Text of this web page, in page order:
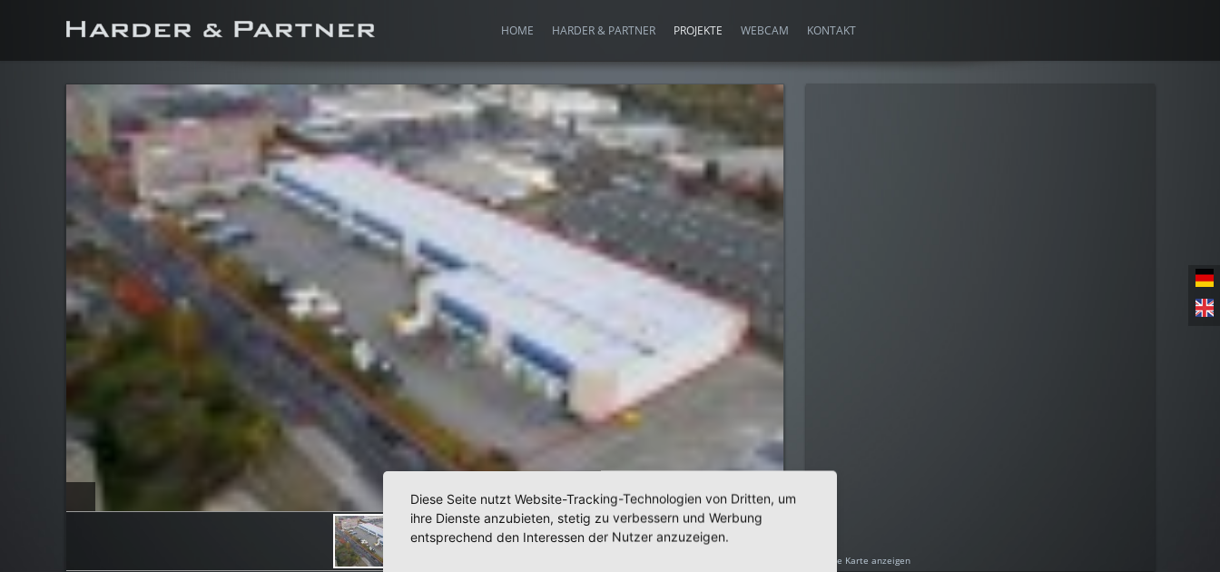
HOME HARDER & PARTNER PROJEKTE WEBCAM KONTAKT
Größere Karte anzeigen
Diese Seite nutzt Website-Tracking-Technologien von Dritten, um
ihre Dienste anzubieten, stetig zu verbessern und Werbung
entsprechend den Interessen der Nutzer anzuzeigen.